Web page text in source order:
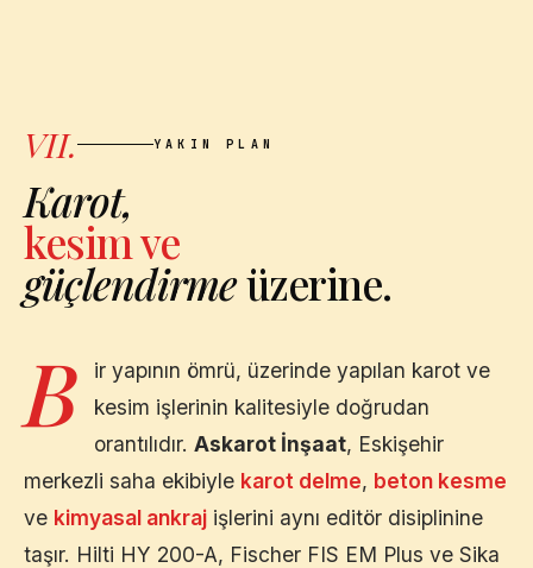
VII. YAKIN PLAN
Karot,
kesim ve
güçlendirmeüzerine.
B
ir yapının ömrü, üzerinde yapılan karot ve
kesim işlerinin kalitesiyle doğrudan
orantılıdır. Askarot İnşaat, Eskişehir
merkezli saha ekibiyle karot delme, beton kesme
ve kimyasal ankraj işlerini aynı editör disiplinine
taşır. Hilti HY 200-A, Fischer FIS EM Plus ve Sika